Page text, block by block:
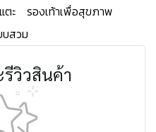
ตะ
รองเท้าเพื่อสุขภาพ
บสวม
วิวสินค้า